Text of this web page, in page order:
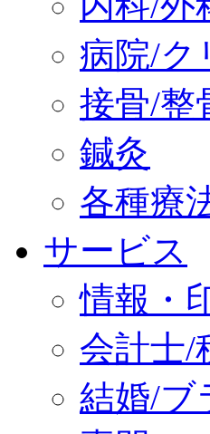
病院/ク
接骨/整
鍼灸
各種療
サービス
情報・
会計士/
結婚/ブ